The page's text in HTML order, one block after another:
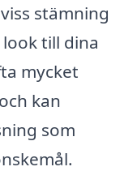
stämning
till dina
mycket
kan
som